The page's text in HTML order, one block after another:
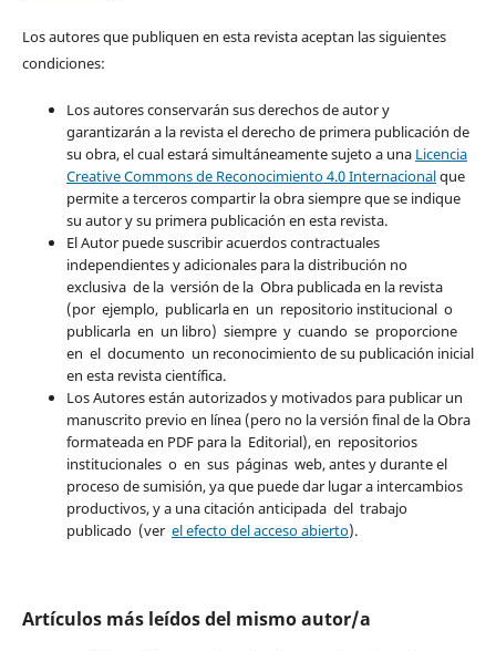
Los autores que publiquen en esta revista aceptan las siguientes
condiciones:
Los autores conservarán sus derechos de autor y
garantizarán a la revista el derecho de primera publicación de
su obra, el cual estará simultáneamente sujeto a una Licencia
Creative Commons de Reconocimiento 4.0 Internacionalque
permite a terceros compartir la obra siempre que se indique
su autor y su primera publicación en esta revista.
El Autor puede suscribir acuerdos contractuales
independientes y adicionales para la distribución no
exclusiva de la versión de la Obra publicada en la revista
(por ejemplo, publicarla en un repositorio institucional o
publicarla en un libro) siempre y cuando se proporcione
en el documento un reconocimiento de su publicación inicial
en esta revista científica.
Los Autores están autorizados y motivados para publicar un
manuscrito previo en línea (pero no la versión final de la Obra
formateada en PDF para la Editorial), en repositorios
institucionales o en sus páginas web, antes y durante el
proceso de sumisión, ya que puede dar lugar a intercambios
productivos, y a una citación anticipada del trabajo
publicado (ver el efecto del acceso abierto).
Artículos más leídos del mismo autor/a